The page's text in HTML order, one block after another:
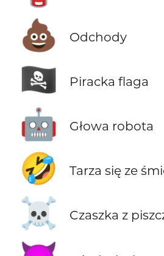
💩 Odchody
🏴‍☠️ Piracka flaga
🤖 Głowa robota
🤣 Tarza się ze
☠️ Czaszka z